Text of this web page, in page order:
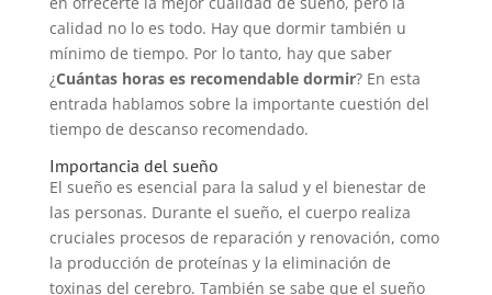
calidad no lo es todo. Hay que dormir también u
mínimo de tiempo. Por lo tanto, hay que saber
¿Cuántas horas es recomendable dormir? En esta
entrada hablamos sobre la importante cuestión del
tiempo de descanso recomendado.
Importancia del sueño
El sueño es esencial para la salud y el bienestar de
las personas. Durante el sueño, el cuerpo realiza
cruciales procesos de reparación y renovación, como
la producción de proteínas y la eliminación de
toxinas del cerebro. También se sabe que el sueño